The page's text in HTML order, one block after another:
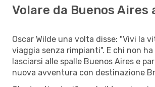
Volare da Buenos Aires
Oscar Wilde una volta disse: "Vivi la
viaggia senza rimpianti". E chi non
lasciarsi alle spalle Buenos Aires e
nuova avventura con destinazione